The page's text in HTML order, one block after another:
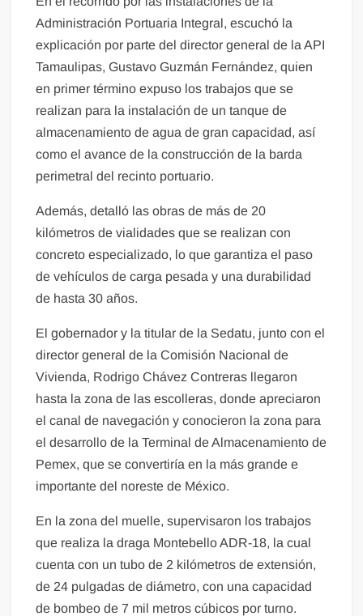
Administración Portuaria Integral, escuchó la
explicación por parte del director general de la API
Tamaulipas, Gustavo Guzmán Fernández, quien
en primer término expuso los trabajos que se
realizan para la instalación de un tanque de
almacenamiento de agua de gran capacidad, así
como el avance de la construcción de la barda
perimetral del recinto portuario.
Además, detalló las obras de más de 20
kilómetros de vialidades que se realizan con
concreto especializado, lo que garantiza el paso
de vehículos de carga pesada y una durabilidad
de hasta 30 años.
El gobernador y la titular de la Sedatu, junto con el
director general de la Comisión Nacional de
Vivienda, Rodrigo Chávez Contreras llegaron
hasta la zona de las escolleras, donde apreciaron
el canal de navegación y conocieron la zona para
el desarrollo de la Terminal de Almacenamiento de
Pemex, que se convertiría en la más grande e
importante del noreste de México.
En la zona del muelle, supervisaron los trabajos
que realiza la draga Montebello ADR-18, la cual
cuenta con un tubo de 2 kilómetros de extensión,
de 24 pulgadas de diámetro, con una capacidad
de bombeo de 7 mil metros cúbicos por turno.